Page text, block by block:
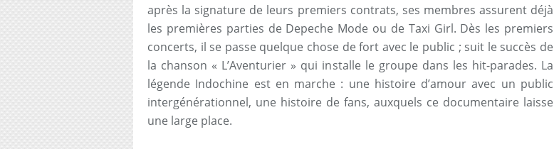
après la signature de leurs premiers contrats, ses membres assurent déjà
les premières parties de Depeche Mode ou de Taxi Girl. Dès les premiers
concerts, il se passe quelque chose de fort avec le public ; suit le succès de
la chanson « L’Aventurier » qui installe le groupe dans les hit-parades. La
légende Indochine est en marche : une histoire d’amour avec un public
intergénérationnel, une histoire de fans, auxquels ce documentaire laisse
une large place.